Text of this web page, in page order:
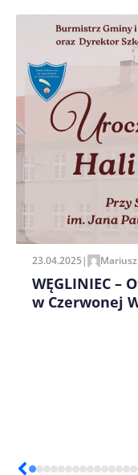
Zapamiętaj
pisania
23.04.2025|
WĘGLINIEC –
w Czerwonej